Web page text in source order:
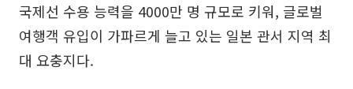
국제선 수용 능력을 4000만 명 규모로 키워, 글로벌
여행객 유입이 가파르게 늘고 있는 일본 관서 지역 최
대 요충지다.